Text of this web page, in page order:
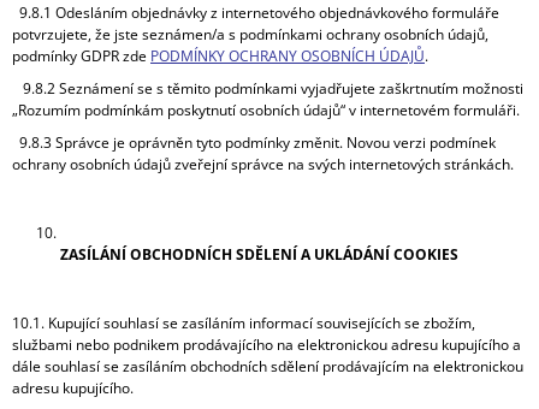
9.8.1 Odesláním objednávky z internetového objednávkového formuláře
potvrzujete, že jste seznámen/a s podmínkami ochrany osobních údajů,
podmínky GDPR zde PODMÍNKY OCHRANY OSOBNÍCH ÚDAJŮ.
9.8.2 Seznámení se s těmito podmínkami vyjadřujete zaškrtnutím možnosti
„Rozumím podmínkám poskytnutí osobních údajů“ v internetovém formuláři.
9.8.3 Správce je oprávněn tyto podmínky změnit. Novou verzi podmínek
ochrany osobních údajů zveřejní správce na svých internetových stránkách.
ZASÍLÁNÍ OBCHODNÍCH SDĚLENÍ A UKLÁDÁNÍ COOKIES
10.1. Kupující souhlasí se zasíláním informací souvisejících se zbožím,
službami nebo podnikem prodávajícího na elektronickou adresu kupujícího a
dále souhlasí se zasíláním obchodních sdělení prodávajícím na elektronickou
adresu kupujícího.